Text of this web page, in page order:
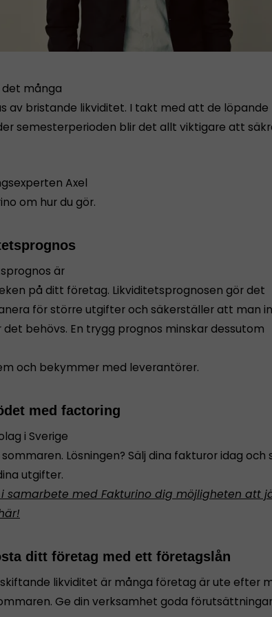
det många
av bristande likviditet. I takt med att de löpande
semesterperioden blir det allt viktigare att
Axel
om hur du gör.
är
på ditt företag. Likviditetsprognosen gör det
för större utgifter och säkerställer att man
behövs. En trygg prognos minskar dessutom
och bekymmer med leverantörer.
med factoring
i Sverige
Lösningen? Sälj dina fakturor idag och
utgifter.
samarbete med Fakturino dig möjligheten att
ditt företag med ett företagslån
likviditet är många företag är ute efter
Ge din verksamhet goda